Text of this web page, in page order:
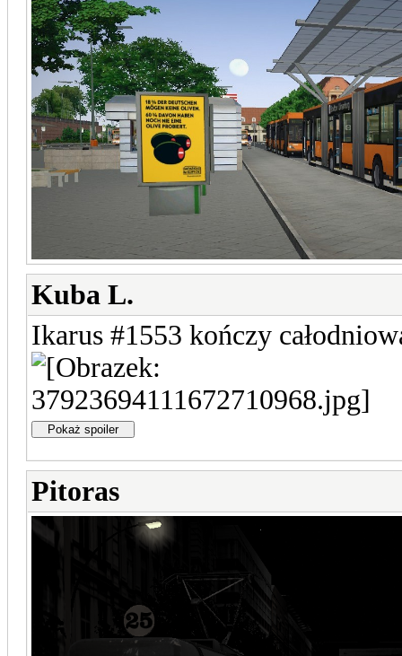
Kuba L.
Ikarus #1553 kończy
Pitoras